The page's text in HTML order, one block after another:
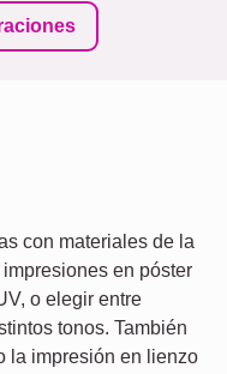
con materiales de la
en póster
o elegir entre
tonos. También
la impresión en lienzo